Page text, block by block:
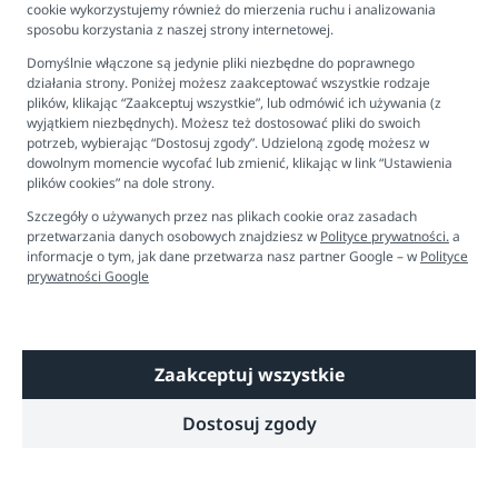
Produkt w całości produkowany w Polsce.
Zalecane delikatne pranie w pralce w temperaturze
max. 30 stopni przy użyciu delikatnych środków nie
zawierających wybielaczy oraz chloru (nie prać
ręcznie). Prasować w temperaturze do 110 stopni. Nie
suszyć na bezpośrednim słońcu i w suszarce
bębnowej. Wirowanie max. 800 obrotów.
Zalecamy pranie w woreczku do prania bielizny by
zapobiec zaciągnięciom. Do prania nie używać
proszków/ płynów do tkanin białych, które wybielają
tkaniny.
nie jest to ich wadą. Kolory przedstawione na
zdjęciu mogą się różnić w zależności od ustawień
monitora.
Wybieraj produkty bezpieczne dla Twojego
Newsletter
Ustawienia plików cookies
Biuro obsługi klienta
Pon. - Pt. 9:00 - 16:00
Copyright © 2026 Dobre Liski - Bezpieczne dzieci, spokojne mamy
cookie wykorzystujemy również do mierzenia ruchu i analizowania
sposobu korzystania z naszej strony internetowej.
Domyślnie włączone są jedynie pliki niezbędne do poprawnego
działania strony. Poniżej możesz zaakceptować wszystkie rodzaje
plików, klikając “Zaakceptuj wszystkie”, lub odmówić ich używania (z
wyjątkiem niezbędnych). Możesz też dostosować pliki do swoich
potrzeb, wybierając “Dostosuj zgody”. Udzieloną zgodę możesz w
dowolnym momencie wycofać lub zmienić, klikając w link “Ustawienia
plików cookies” na dole strony.
Szczegóły o używanych przez nas plikach cookie oraz zasadach
przetwarzania danych osobowych znajdziesz w Polityce prywatności.a
informacje o tym, jak dane przetwarza nasz partner Google – w Polityce
prywatności Google
Dostosuj zgody
Zaakceptuj wszystkie